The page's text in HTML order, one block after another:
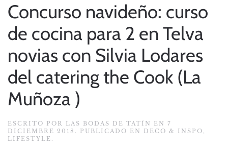
Concurso navideño: curso
de cocina para 2 en Telva
novias con Silvia Lodares
del catering the Cook (La
Muñoza )
ESCRITO POR LAS BODAS DE TATÍN EN 7
DICIEMBRE 2018 . PUBLICADO EN DECO & INSPO ,
LIFESTYLE .